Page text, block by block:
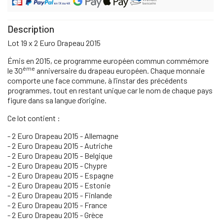
Description
Lot 19 x 2 Euro Drapeau 2015
Émis en 2015, ce programme européen commun commémore
le 30ème anniversaire du drapeau européen. Chaque monnaie
comporte une face commune, à l’instar des précédents
programmes, tout en restant unique car le nom de chaque pays
figure dans sa langue d’origine.
Ce lot contient :
- 2 Euro Drapeau 2015 - Allemagne
- 2 Euro Drapeau 2015 - Autriche
- 2 Euro Drapeau 2015 - Belgique
- 2 Euro Drapeau 2015 - Chypre
- 2 Euro Drapeau 2015 - Espagne
- 2 Euro Drapeau 2015 - Estonie
- 2 Euro Drapeau 2015 - Finlande
- 2 Euro Drapeau 2015 - France
- 2 Euro Drapeau 2015 - Grèce